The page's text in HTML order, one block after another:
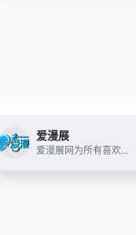
爱漫展
爱漫展网为所有喜欢去动漫展玩的小伙伴们提供漫展时间表,漫展地点以及漫展内容,希望大家都能在漫展里找到自己喜爱的CP.